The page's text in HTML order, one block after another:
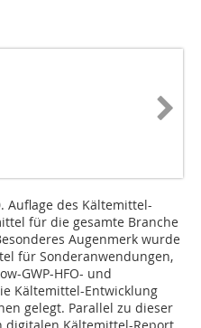
des Kältemittel-
für die gesamte Branche
Augenmerk wurde
für Sonderanwendungen,
GWP-HFO- und
Kältemittel-Entwicklung
gelegt. Parallel zu dieser